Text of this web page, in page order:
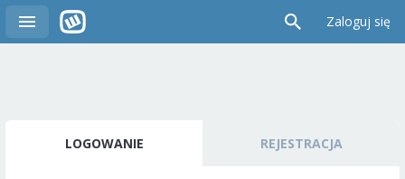
Zaloguj się
LOGOWANIE REJESTRACJA